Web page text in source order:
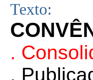
Texto:
.
.